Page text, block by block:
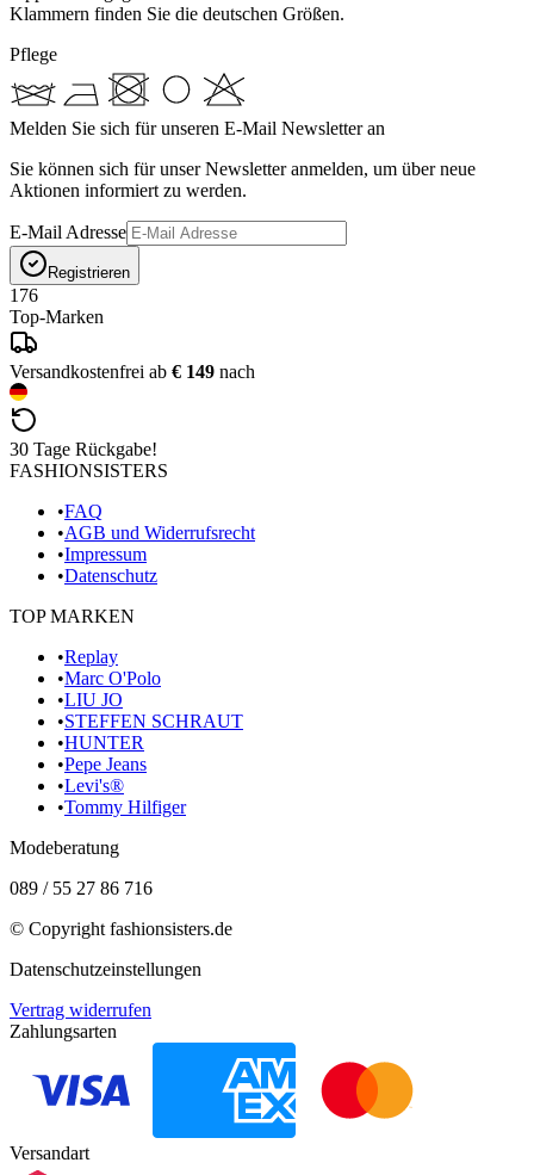
Klammern finden Sie die deutschen Größen.
Pflege
Melden Sie sich für unseren E-Mail Newsletter an
Sie können sich für unser Newsletter anmelden, um über neue
Aktionen informiert zu werden.
E-Mail Adresse
Registrieren
176
Top-Marken
Versandkostenfrei ab € 149 nach
30 Tage Rückgabe!
FASHIONSISTERS
•FAQ
•AGB und Widerrufsrecht
•Impressum
•Datenschutz
TOP MARKEN
•Replay
•Marc O'Polo
•LIU JO
•STEFFEN SCHRAUT
•HUNTER
•Pepe Jeans
•Levi's®
•Tommy Hilfiger
Modeberatung
089 / 55 27 86 716
© Copyright fashionsisters.de
Datenschutzeinstellungen
Vertrag widerrufen
Zahlungsarten
Versandart